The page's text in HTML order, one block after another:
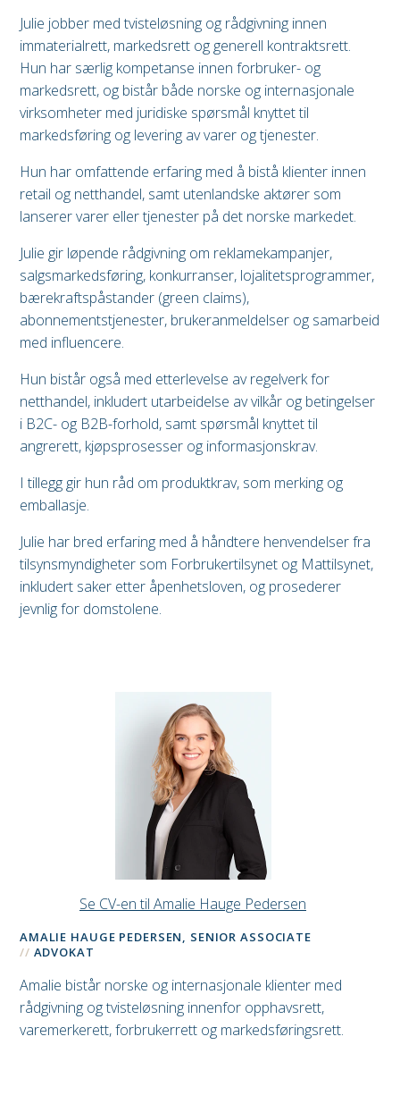
Julie jobber med tvisteløsning og rådgivning innen
immaterialrett, markedsrett og generell kontraktsrett.
Hun har særlig kompetanse innen forbruker- og
markedsrett, og bistår både norske og internasjonale
virksomheter med juridiske spørsmål knyttet til
markedsføring og levering av varer og tjenester.
Hun har omfattende erfaring med å bistå klienter innen
retail og netthandel, samt utenlandske aktører som
lanserer varer eller tjenester på det norske markedet.
Julie gir løpende rådgivning om reklamekampanjer,
salgsmarkedsføring, konkurranser, lojalitetsprogrammer,
bærekraftspåstander (green claims),
abonnementstjenester, brukeranmeldelser og samarbeid
med influencere.
Hun bistår også med etterlevelse av regelverk for
netthandel, inkludert utarbeidelse av vilkår og betingelser
i B2C- og B2B-forhold, samt spørsmål knyttet til
angrerett, kjøpsprosesser og informasjonskrav.
I tillegg gir hun råd om produktkrav, som merking og
emballasje.
Julie har bred erfaring med å håndtere henvendelser fra
tilsynsmyndigheter som Forbrukertilsynet og Mattilsynet,
inkludert saker etter åpenhetsloven, og prosederer
jevnlig for domstolene.
Se CV-en til Amalie Hauge Pedersen
AMALIE HAUGE PEDERSEN, SENIOR ASSOCIATE
ADVOKAT
Amalie bistår norske og internasjonale klienter med
rådgivning og tvisteløsning innenfor opphavsrett,
varemerkerett, forbrukerrett og markedsføringsrett.